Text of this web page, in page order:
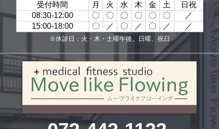
受付時間 月 火 水 木 金 土
日祝
08:30-12:00
〇 〇 〇 〇 〇 〇
／
15:00-18:00
〇 ／ 〇 ／ 〇 ／ ／
※休診日：火・木・土曜午後、日曜、祝日